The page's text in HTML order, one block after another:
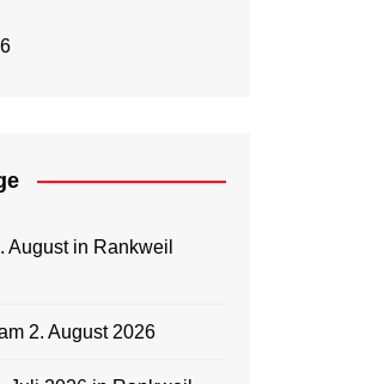
August in Rankweil
2. August 2026